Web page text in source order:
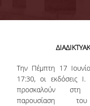
ΓΙΑ
Την Πέμπτη 17
17:30, οι εκδόσεις
προσκαλούν στη
παρουσίαση